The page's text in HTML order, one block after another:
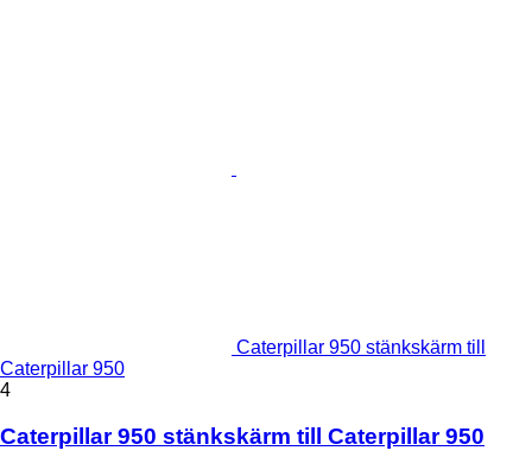
Caterpillar 950 stänkskärm till
Caterpillar 950
4
Caterpillar 950 stänkskärm till Caterpillar 950